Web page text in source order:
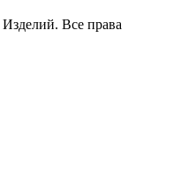
Все права